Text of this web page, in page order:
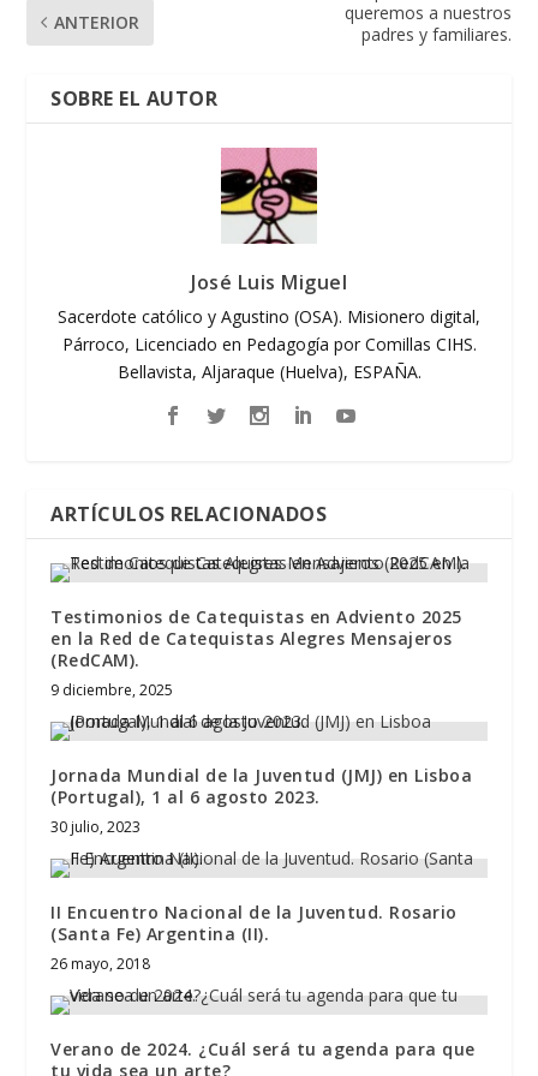
ANTERIOR
queremos a nuestros
padres y familiares.
SOBRE EL AUTOR
José Luis Miguel
Sacerdote católico y Agustino (OSA). Misionero digital,
Párroco, Licenciado en Pedagogía por Comillas CIHS.
Bellavista, Aljaraque (Huelva), ESPAÑA.
ARTÍCULOS RELACIONADOS
Testimonios de Catequistas en Adviento 2025
en la Red de Catequistas Alegres Mensajeros
(RedCAM).
9 diciembre, 2025
Jornada Mundial de la Juventud (JMJ) en Lisboa
(Portugal), 1 al 6 agosto 2023.
30 julio, 2023
II Encuentro Nacional de la Juventud. Rosario
(Santa Fe) Argentina (II).
26 mayo, 2018
Verano de 2024. ¿Cuál será tu agenda para que
tu vida sea un arte?